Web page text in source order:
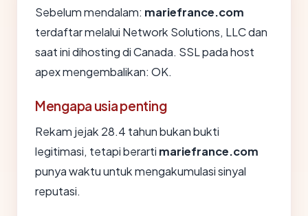
Sebelum mendalam: mariefrance.com
terdaftar melalui Network Solutions, LLC dan
saat ini dihosting di Canada. SSL pada host
apex mengembalikan: OK.
Mengapa usia penting
Rekam jejak 28.4 tahun bukan bukti
legitimasi, tetapi berarti mariefrance.com
punya waktu untuk mengakumulasi sinyal
reputasi.